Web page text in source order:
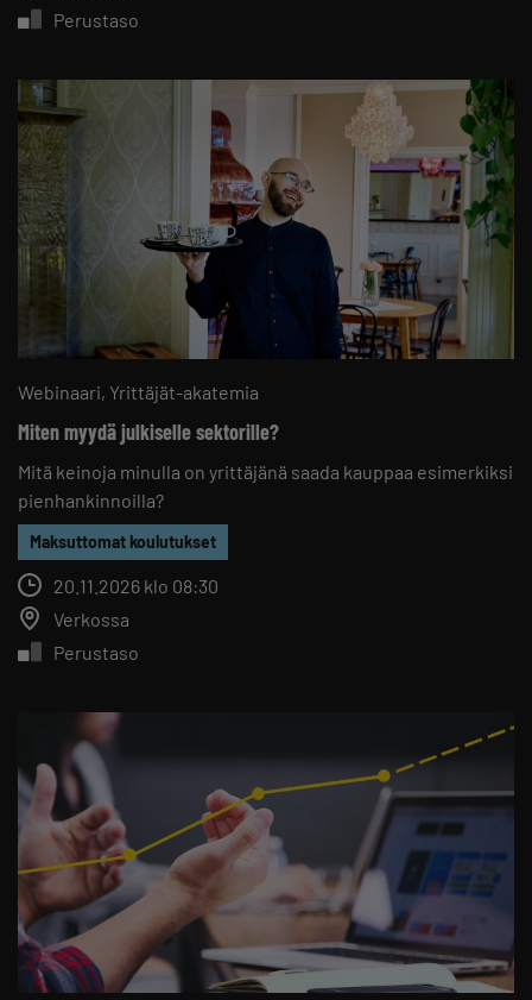
Perustaso
Webinaari Yrittäjät-akatemia
Miten myydä julkiselle sektorille?
Mitä keinoja minulla on yrittäjänä saada kauppaa esimerkiksi
pienhankinnoilla?
Maksuttomat koulutukset
20.11.2026 klo 08:30
Verkossa
Perustaso